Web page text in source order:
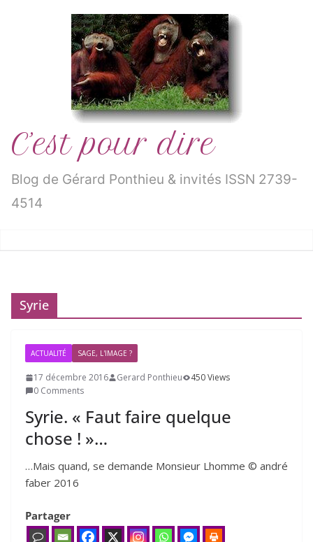
C’est pour dire
Blog de Gérard Ponthieu & invités ISSN 2739-
4514
Syrie
ACTUALITÉ SAGE, L'IMAGE ?
17 décembre 2016 Gerard Ponthieu
450 Views
0 Comments
Syrie. « Faut faire quelque
chose ! »…
…Mais quand, se demande Monsieur Lhomme © andré
faber 2016
Partager